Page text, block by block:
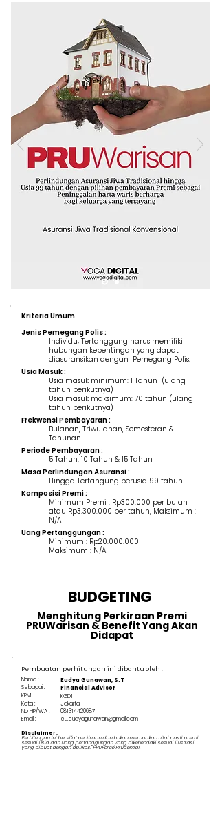
Kriteria Umum
Jenis Pemegang Polis :
Individu; Tertanggung harus memiliki
hubungan kepentingan yang dapat
diasuransikan dengan Pemegang Polis.
Usia Masuk :
Usia masuk minimum: 1 Tahun (ulang
tahun berikutnya)
Usia masuk maksimum: 70 tahun (ulang
tahun berikutnya)
Frekwensi Pembayaran :
Bulanan, Triwulanan, Semesteran &
Tahunan
Periode Pembayaran :
5 Tahun, 10 Tahun & 15 Tahun
Masa Perlindungan Asuransi :
Hingga Tertangung berusia 99 tahun
Komposisi Premi :
Minimum Premi : Rp300.000 per bulan
atau Rp3.300.000 per tahun, Maksimum :
N/A
Uang Pertanggungan :
Minimum : Rp20.000.000
Maksimum : N/A
BUDGETING
Menghitung Perkiraan Premi
PRUWarisan & Benefit Yang Akan
Didapat
Pembuatan perhitungan ini dibantu oleh :
Nama :
Eudya Gunawan, S.T
Sebagai :
Financial Advisor
KPM
KGD1
Jakarta
Kota :
081314420687
No HP/WA :
Email :
eu.eudyagunawan@gmail.com
Disclaimer :
Perhitungan ini bersifat perkiraan dan bukan merupakan nilai pasti premi
sesuai usia dan uang pertanggungan yang dikehendaki sesuai ilustrasi
yang dibuat dengan aplikasi PRUForce Prudential.